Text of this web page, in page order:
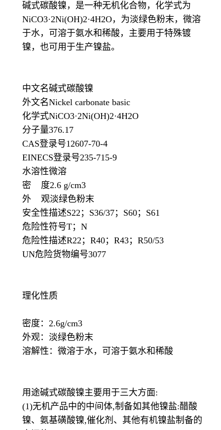
碱式碳酸镍，是一种无机化合物，化学式为
NiCO3·2Ni(OH)2·4H2O，为淡绿色粉末，微溶
于水，可溶于氨水和稀酸，主要用于特殊镀
镍，也可用于生产镍盐。
中文名碱式碳酸镍
外文名Nickel carbonate basic
化学式NiCO3·2Ni(OH)2·4H2O
分子量376.17
CAS登录号12607-70-4
EINECS登录号235-715-9
水溶性微溶
密 度2.6 g/cm3
外 观淡绿色粉末
安全性描述S22；S36/37；S60；S61
危险性符号T；N
危险性描述R22；R40；R43；R50/53
UN危险货物编号3077
理化性质
密度：2.6g/cm3
外观：淡绿色粉末
溶解性：微溶于水，可溶于氨水和稀酸
用途碱式碳酸镍主要用于三大方面:
(1)无机产品中的中间体,制备如其他镍盐:醋酸
镍、氨基磺酸镍,催化剂、其他有机镍盐制备的